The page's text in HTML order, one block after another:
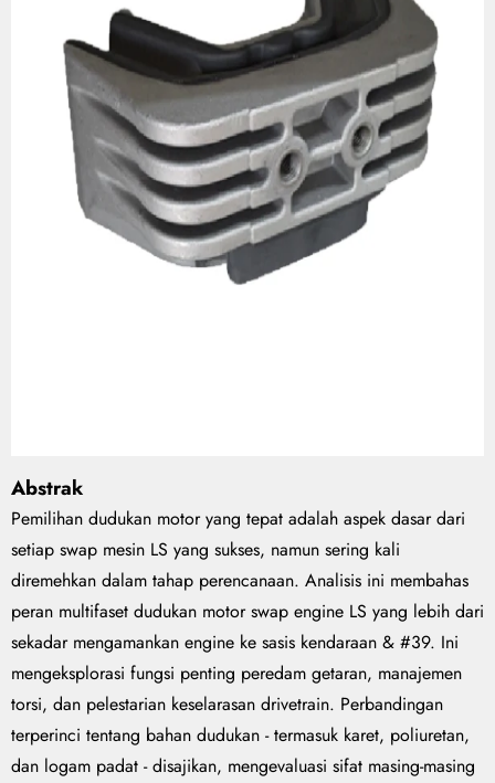
Abstrak
Pemilihan dudukan motor yang tepat adalah aspek dasar dari
setiap swap mesin LS yang sukses, namun sering kali
diremehkan dalam tahap perencanaan. Analisis ini membahas
peran multifaset dudukan motor swap engine LS yang lebih dari
sekadar mengamankan engine ke sasis kendaraan & #39. Ini
mengeksplorasi fungsi penting peredam getaran, manajemen
torsi, dan pelestarian keselarasan drivetrain. Perbandingan
terperinci tentang bahan dudukan - termasuk karet, poliuretan,
dan logam padat - disajikan, mengevaluasi sifat masing-masing